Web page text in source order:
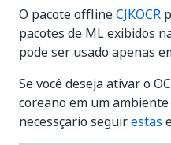
O pacote offlineCJKOCR
pacotes de ML exibidos
pode ser usado apenas
Se você deseja ativar o
coreano em um
necessçario seguirestas